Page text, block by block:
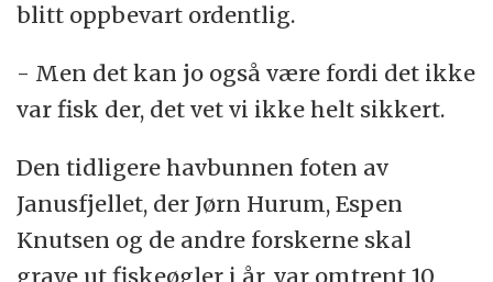
blitt oppbevart ordentlig.
- Men det kan jo også være fordi det ikke
var fisk der, det vet vi ikke helt sikkert.
Den tidligere havbunnen foten av
Janusfjellet, der Jørn Hurum, Espen
Knutsen og de andre forskerne skal
grave ut fiskeøgler i år, var omtrent 10